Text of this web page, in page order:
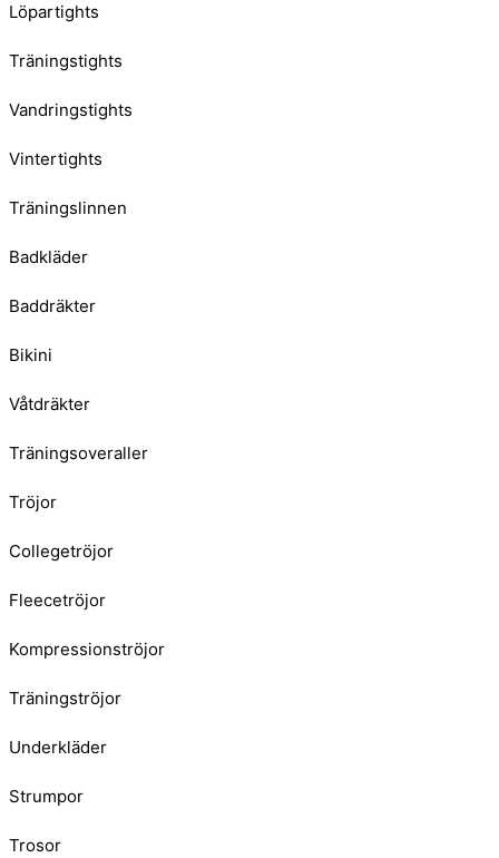
Löpartights
Träningstights
Vandringstights
Vintertights
Träningslinnen
Badkläder
Baddräkter
Bikini
Våtdräkter
Träningsoveraller
Tröjor
Collegetröjor
Fleecetröjor
Kompressionströjor
Träningströjor
Underkläder
Strumpor
Trosor